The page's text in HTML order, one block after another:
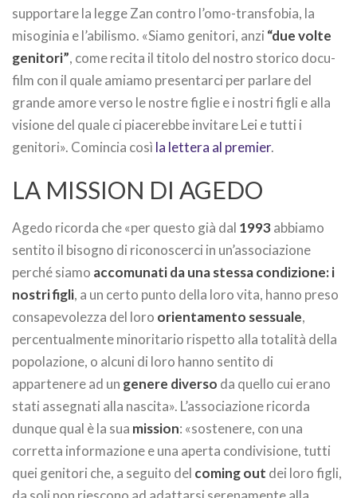
supportare la legge Zan contro l’omo-transfobia, la
misoginia e l’abilismo. «Siamo genitori, anzi “due volte
genitori”, come recita il titolo del nostro storico docu-
film con il quale amiamo presentarci per parlare del
grande amore verso le nostre figlie e i nostri figli e alla
visione del quale ci piacerebbe invitare Lei e tutti i
genitori». Comincia così la lettera al premier.
LA MISSION DI AGEDO
Agedo ricorda che «per questo già dal 1993abbiamo
sentito il bisogno di riconoscerci in un’associazione
perché siamo accomunati da una stessa condizione: i
nostri figli, a un certo punto della loro vita, hanno preso
consapevolezza del loro orientamento sessuale,
percentualmente minoritario rispetto alla totalità della
popolazione, o alcuni di loro hanno sentito di
appartenere ad un genere diverso da quello cui erano
stati assegnati alla nascita». L’associazione ricorda
dunque qual è la sua mission: «sostenere, con una
corretta informazione e una aperta condivisione, tutti
quei genitori che, a seguito del coming out dei loro figli,